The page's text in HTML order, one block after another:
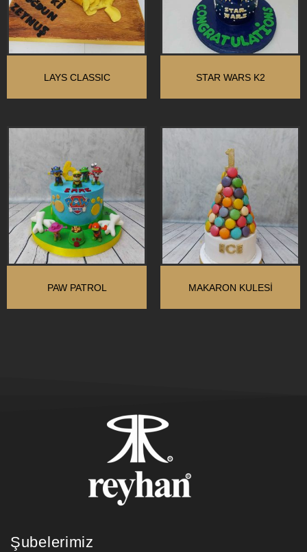
LAYS CLASSIC STAR WARS K2
PAW PATROL MAKARON KULESI
Şubelerimiz